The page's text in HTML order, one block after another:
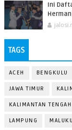
Ini
Herman
TAGS
ACEH BENGKULU
JAWA TIMUR
KALIMANTAN TENGAH
LAMPUNG MALUKU